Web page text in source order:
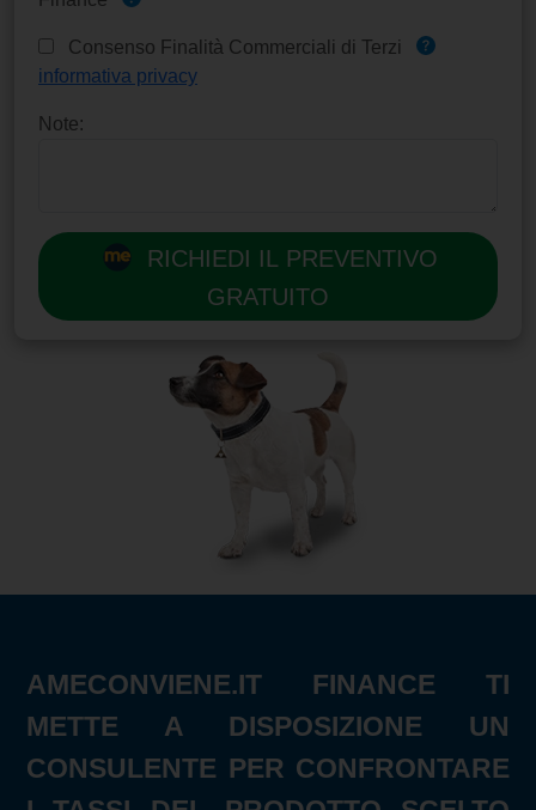
Consenso Finalità Commerciali di Terzi
informativa privacy
Note:
RICHIEDI IL PREVENTIVO
GRATUITO
AMECONVIENE.IT FINANCE TI
METTE A DISPOSIZIONE UN
CONSULENTE PER CONFRONTARE